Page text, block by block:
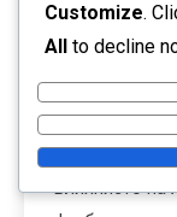
широк
Влиянието на
Customize.
All to decline